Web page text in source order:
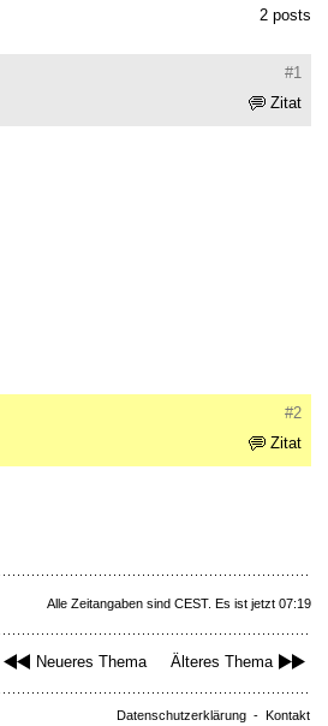
2 posts
#1
Zitat
#2
Zitat
Alle Zeitangaben sind CEST. Es ist jetzt 07:19
Neueres Thema Älteres Thema
Datenschutzerklärung - Kontakt